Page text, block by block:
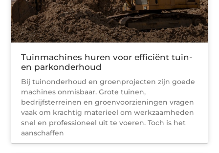
Tuinmachines huren voor efficiënt tuin-
en parkonderhoud
Bij tuinonderhoud en groenprojecten zijn goede
machines onmisbaar. Grote tuinen,
bedrijfsterreinen en groenvoorzieningen vragen
vaak om krachtig materieel om werkzaamheden
snel en professioneel uit te voeren. Toch is het
aanschaffen